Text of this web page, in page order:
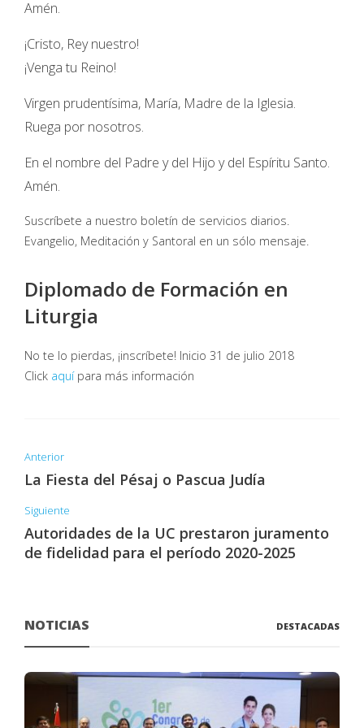
Amén.
¡Cristo, Rey nuestro!
¡Venga tu Reino!
Virgen prudentísima, María, Madre de la Iglesia.
Ruega por nosotros.
En el nombre del Padre y del Hijo y del Espíritu Santo.
Amén.
Suscríbete a nuestro boletín de servicios diarios.
Evangelio, Meditación y Santoral en un sólo mensaje.
Diplomado de Formación en
Liturgia
No te lo pierdas, ¡inscríbete! Inicio 31 de julio 2018
Click aquípara más información
Anterior
La Fiesta del Pésaj o Pascua Judía
Siguiente
Autoridades de la UC prestaron juramento
de fidelidad para el período 2020-2025
NOTICIAS DESTACADAS